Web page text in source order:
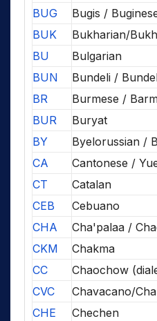
BUG
Bugis /
BUK
Bukharian/
BU
Bulgarian
BUN
Bundeli /
BR
Burmese /
BUR
Buryat
BY
Byelorussian /
CA
Cantonese /
CT
Catalan
CEB
Cebuano
CHA
Cha'palaa /
CKM
Chakma
CC
Chaochow
CVC
Chavacano/
CHE
Chechen